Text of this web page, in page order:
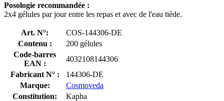
Posologie recommandée :
2x4 gélules par jour entre les repas et avec de l'eau tiède.
Art. N°:
COS-144306-DE
Contenu :
200 gélules
Code-barres
EAN :
4032108144306
Fabricant N° :
144306-DE
Marque:
Cosmoveda
Constitution:
Kapha